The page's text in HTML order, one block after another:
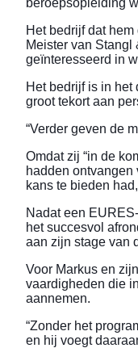
Het bedrijf dat
Meister van Stangl
geïnteresseerd in
Het bedrijf is in het
groot tekort aan
“Verder geven de
Omdat zij “in de
hadden
kans te bieden
Nadat een
het succesvol
aan zijn stage van
Voor Markus en
vaardigheden die
aannemen.
“Zonder het
en hij voegt